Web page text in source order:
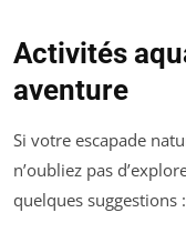
Activités
aventure
Si votre escapade
n’oubliez pas
quelques suggestions :